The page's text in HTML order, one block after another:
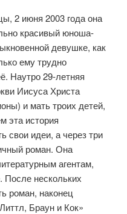
2 июня 2003 года она
красивый юноша-
девушке, как
ему трудно
Наутро 29-летняя
Иисуса Христа
и мать троих детей,
эта история
свои идеи, а через три
роман. Она
агентам,
После нескольких
роман, наконец
Браун и Кок»